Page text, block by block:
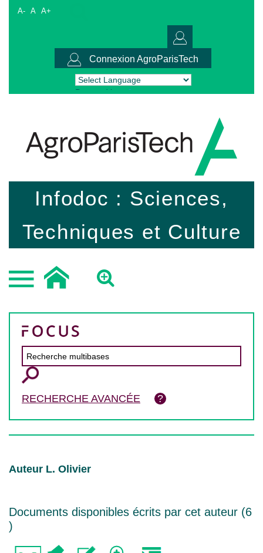
A- A A+
Connexion AgroParisTech
Powered by Translate
Infodoc : Sciences,
Techniques et Culture
RECHERCHE AVANCÉE
Auteur L. Olivier
Documents disponibles écrits par cet auteur (6
)